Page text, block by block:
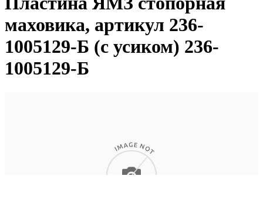
маховика, артикул 236-
1005129-Б (с усиком) 236-
1005129-Б